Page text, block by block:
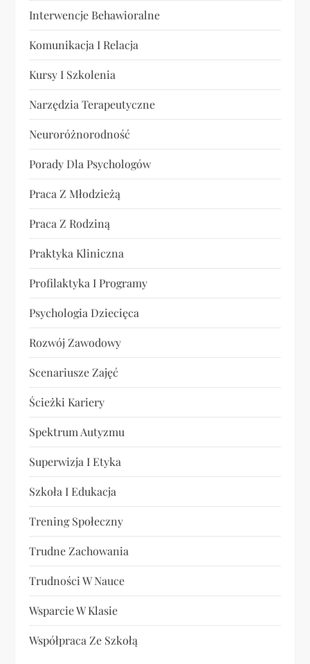
Interwencje Behawioralne
Komunikacja I Relacja
Kursy I Szkolenia
Narzędzia Terapeutyczne
Neuroróżnorodność
Porady Dla Psychologów
Praca Z Młodzieżą
Praca Z Rodziną
Praktyka Kliniczna
Profilaktyka I Programy
Psychologia Dziecięca
Rozwój Zawodowy
Scenariusze Zajęć
Ścieżki Kariery
Spektrum Autyzmu
Superwizja I Etyka
Szkoła I Edukacja
Trening Społeczny
Trudne Zachowania
Trudności W Nauce
Wsparcie W Klasie
Współpraca Ze Szkołą